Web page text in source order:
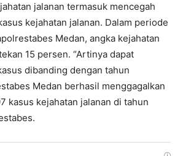
jalanan termasuk mencegah
kejahatan jalanan. Dalam periode
Medan, angka kejahatan
15 persen. “Artinya dapat
dibanding dengan tahun
Medan berhasil menggagalkan
kasus kejahatan jalanan di tahun